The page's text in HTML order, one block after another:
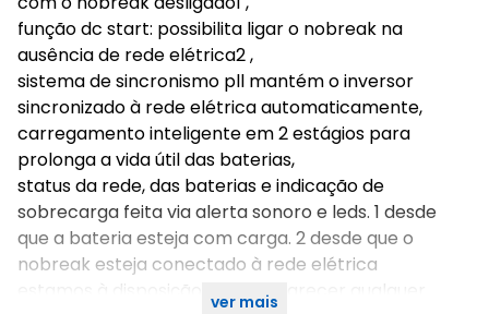
função dc start: possibilita ligar o nobreak na
ausência de rede elétrica2 ,
sistema de sincronismo pll mantém o inversor
sincronizado à rede elétrica automaticamente,
carregamento inteligente em 2 estágios para
prolonga a vida útil das baterias,
status da rede, das baterias e indicação de
sobrecarga feita via alerta sonoro e leds. 1 desde
que a bateria esteja com carga. 2 desde que o
nobreak esteja conectado à rede elétrica
estamos à disposição para esclarecer qualquer
ver mais